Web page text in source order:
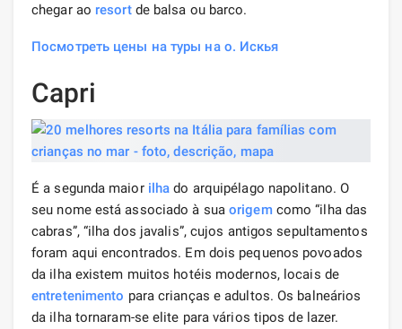
chegar ao resortde balsa ou barco.
Посмотреть цены на туры на о. Искья
Capri
É a segunda maior ilha do arquipélago napolitano. O
seu nome está associado à suaorigemcomo “ilha das
cabras”, “ilha dos javalis”, cujos antigos sepultamentos
foram aqui encontrados. Em dois pequenos povoados
da ilha existem muitos hotéis modernos, locais de
entretenimento para crianças e adultos. Os balneários
da ilha tornaram-se elite para vários tipos de lazer.